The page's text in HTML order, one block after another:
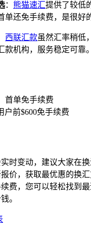
： 熊猫速汇提供了较低
单还免手续费，是很好
西联汇款虽然汇率稍低
款机构，服务稳定可靠。
首单免手续费
户前$600免手续费
时变动，建议大家在换
价，获取最优惠的换
费，您可以轻松找到
。